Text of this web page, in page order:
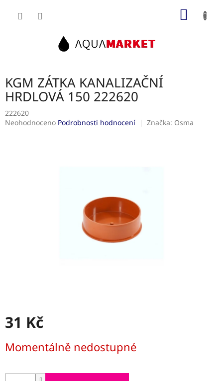
KGM ZÁTKA KANALIZAČNÍ
HRDLOVÁ 150 222620
222620
Průměrné
Neohodnoceno Podrobnosti hodnocení Značka: Osma
31 Kč
cena:
Momentálně nedostupné